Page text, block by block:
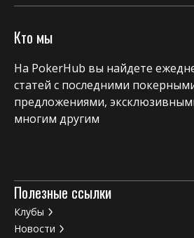
Кто мы
На PokerHub вы найдете
статей с последними
предложениями,
многим другим
Полезные ссылки
Клубы
Новости